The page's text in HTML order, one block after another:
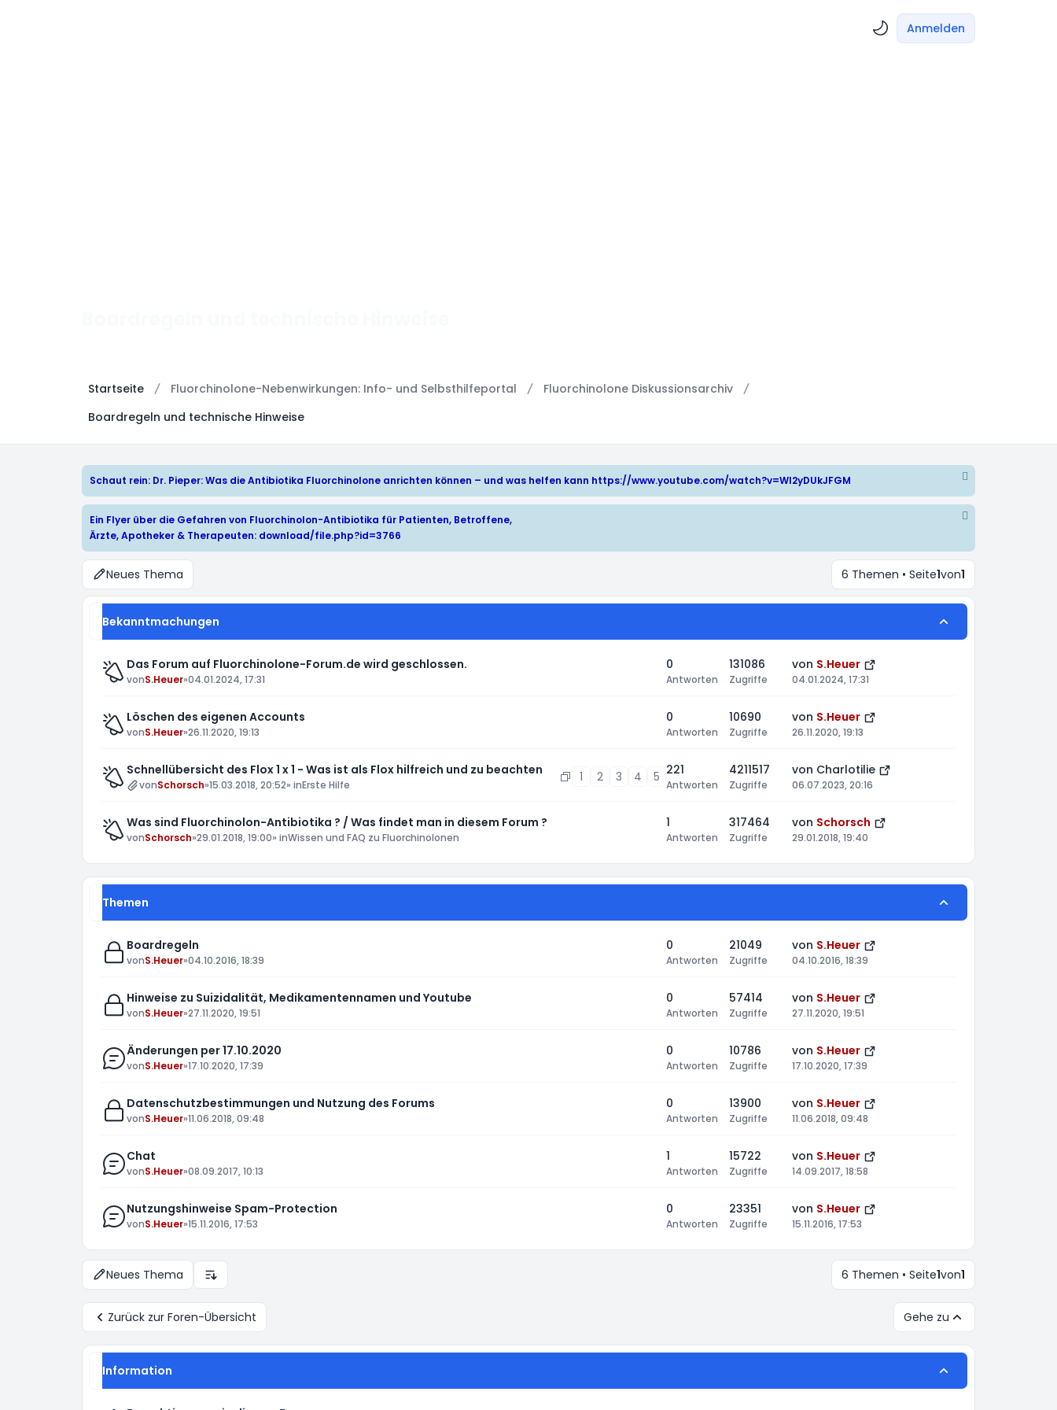
Anmelden
Startseite Fluorchinolone-Nebenwirkungen: Info- und Selbsthilfeportal
Fluorchinolone Diskussionsarchiv
Boardregeln und technische Hinweise
Schaut rein: Dr. Pieper: Was die Antibiotika Fluorchinolone anrichten können – und was helfen kann https://www.youtube.com/watch?v=WI2yDUkJFGM
Ein Flyer über die Gefahren von Fluorchinolon-Antibiotika für Patienten, Betroffene,
Ärzte, Apotheker & Therapeuten: download/file.php?id=3766
Neues Thema 6 Themen • Seite1von1
Bekanntmachungen
Das Forum auf Fluorchinolone-Forum.de wird geschlossen.
vonS.Heuer»04.01.2024, 17:31
0
Antworten
131086
Zugriffe
von S.Heuer
04.01.2024, 17:31
Löschen des eigenen Accounts
vonS.Heuer»26.11.2020, 19:13
0
Antworten
10690
Zugriffe
von S.Heuer
26.11.2020, 19:13
Schnellübersicht des Flox 1 x 1 - Was ist als Flox hilfreich und zu beachten
vonSchorsch»15.03.2018, 20:52» inErste Hilfe
1 2 3 4 5 221
Antworten
4211517
Zugriffe
von Charlotilie
06.07.2023, 20:16
Was sind Fluorchinolon-Antibiotika ? / Was findet man in diesem Forum ?
vonSchorsch»29.01.2018, 19:00» inWissen und FAQ zu Fluorchinolonen
1
Antworten
317464
Zugriffe
von Schorsch
29.01.2018, 19:40
Themen
Boardregeln
vonS.Heuer»04.10.2016, 18:39
0
Antworten
21049
Zugriffe
von S.Heuer
04.10.2016, 18:39
Hinweise zu Suizidalität, Medikamentennamen und Youtube
vonS.Heuer»27.11.2020, 19:51
0
Antworten
57414
Zugriffe
von S.Heuer
27.11.2020, 19:51
Änderungen per 17.10.2020
vonS.Heuer»17.10.2020, 17:39
0
Antworten
10786
Zugriffe
von S.Heuer
17.10.2020, 17:39
Datenschutzbestimmungen und Nutzung des Forums
vonS.Heuer»11.06.2018, 09:48
0
Antworten
13900
Zugriffe
von S.Heuer
11.06.2018, 09:48
Chat
vonS.Heuer»08.09.2017, 10:13
1
Antworten
15722
Zugriffe
von S.Heuer
14.09.2017, 18:58
Nutzungshinweise Spam-Protection
vonS.Heuer»15.11.2016, 17:53
0
Antworten
23351
Zugriffe
von S.Heuer
15.11.2016, 17:53
Neues Thema Anzeige- und Sortierungs-Einstellungen 6 Themen • Seite1von1
Zurück zur Foren-Übersicht Gehe zu
Information